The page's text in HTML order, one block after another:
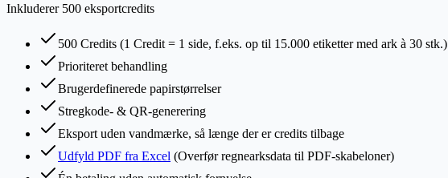
Inkluderer 500 eksportcredits
500 Credits (1 Credit = 1 side, f.eks. op til 15.000 etiketter med ark à 30 stk.)
Prioriteret behandling
Brugerdefinerede papirstørrelser
Stregkode- & QR-generering
Eksport uden vandmærke, så længe der er credits tilbage
Udfyld PDF fra Excel (Overfør regnearksdata til PDF-skabeloner)